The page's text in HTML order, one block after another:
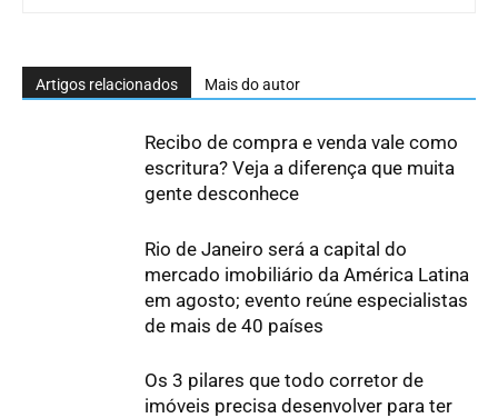
Artigos relacionados Mais do autor
Recibo de compra e venda vale como
escritura? Veja a diferença que muita
gente desconhece
Rio de Janeiro será a capital do
mercado imobiliário da América Latina
em agosto; evento reúne especialistas
de mais de 40 países
Os 3 pilares que todo corretor de
imóveis precisa desenvolver para ter